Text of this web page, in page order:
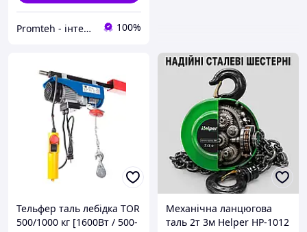
Promteh - інтернет-магазин 100%
Тельфер таль лебідка TOR
500/1000 кг [1600Вт / 500-
Механічна ланцюгова
таль 2т 3м Helper HP-1012